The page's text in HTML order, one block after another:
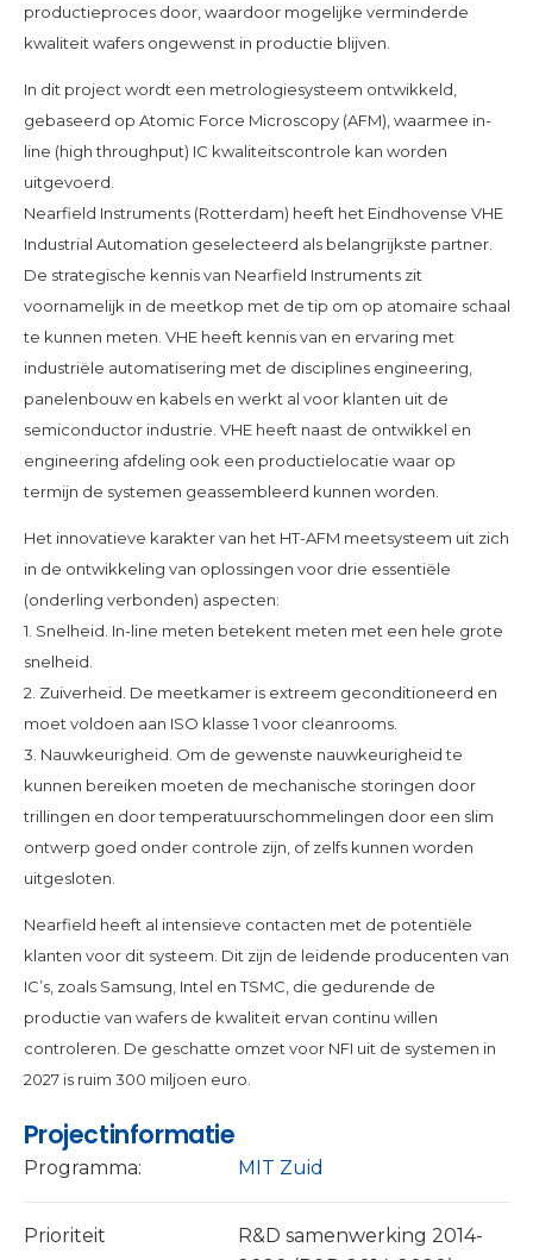
productieproces door, waardoor mogelijke verminderde
kwaliteit wafers ongewenst in productie blijven.
In dit project wordt een metrologiesysteem ontwikkeld,
gebaseerd op Atomic Force Microscopy (AFM), waarmee in-
line (high throughput) IC kwaliteitscontrole kan worden
uitgevoerd.
Nearfield Instruments (Rotterdam) heeft het Eindhovense VHE
Industrial Automation geselecteerd als belangrijkste partner.
De strategische kennis van Nearfield Instruments zit
voornamelijk in de meetkop met de tip om op atomaire schaal
te kunnen meten. VHE heeft kennis van en ervaring met
industriële automatisering met de disciplines engineering,
panelenbouw en kabels en werkt al voor klanten uit de
semiconductor industrie. VHE heeft naast de ontwikkel en
engineering afdeling ook een productielocatie waar op
termijn de systemen geassembleerd kunnen worden.
Het innovatieve karakter van het HT-AFM meetsysteem uit zich
in de ontwikkeling van oplossingen voor drie essentiële
(onderling verbonden) aspecten:
1. Snelheid. In-line meten betekent meten met een hele grote
snelheid.
2. Zuiverheid. De meetkamer is extreem geconditioneerd en
moet voldoen aan ISO klasse 1 voor cleanrooms.
3. Nauwkeurigheid. Om de gewenste nauwkeurigheid te
kunnen bereiken moeten de mechanische storingen door
trillingen en door temperatuurschommelingen door een slim
ontwerp goed onder controle zijn, of zelfs kunnen worden
uitgesloten.
Nearfield heeft al intensieve contacten met de potentiële
klanten voor dit systeem. Dit zijn de leidende producenten van
IC’s, zoals Samsung, Intel en TSMC, die gedurende de
productie van wafers de kwaliteit ervan continu willen
controleren. De geschatte omzet voor NFI uit de systemen in
2027 is ruim 300 miljoen euro.
Projectinformatie
Programma: MIT Zuid
Prioriteit
R&D samenwerking 2014-